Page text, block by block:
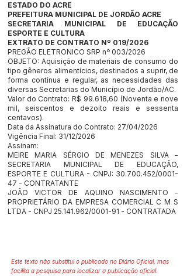
ESTADO DO ACRE
PREFEITURA MUNICIPAL DE JORDÃO ACRE
SECRETARIA MUNICIPAL DE EDUCAÇÃO
ESPORTE E CULTURA
EXTRATO DE CONTRATO Nº 019/2026
PREGÃO ELETRONICO SRP nº 003/2026
OBJETO: Aquisição de materiais de consumo do
tipo gêneros alimentícios, destinados a suprir, de
forma contínua e regular, as necessidades das
diversas Secretarias do Município de Jordão/AC.
Valor do Contrato: R$ 99.618,60 (Noventa e nove
mil, seiscentos e dezoito reais e sessenta
centavos).
Data da Assinatura do Contrato: 27/04/2026
Vigência Final: 31/12/2026
Assinam:
MEIRE MARIA SÉRGIO DE MENEZES SILVA -
SECRETARIA MUNICIPAL DE EDUCAÇÃO,
ESPORTE E CULTURA - CNPJ: 30.700.452/0001-
47 - CONTRATANTE
JOÃO VICTOR DE AQUINO NASCIMENTO -
PROPRIETÁRIO DA EMPRESA COMERCIAL C M S
LTDA - CNPJ 25.141.962/0001-91 - CONTRATADA
Este texto não substitui o publicado no Diário Oficial, mas
facilita a pesquisa para localizar a publicação oficial.